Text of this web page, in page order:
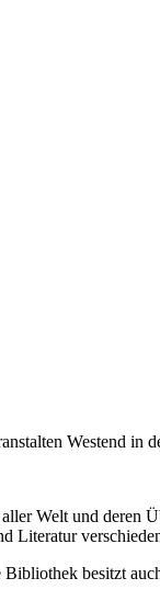
Westend in
Welt und deren
Literatur
besitzt